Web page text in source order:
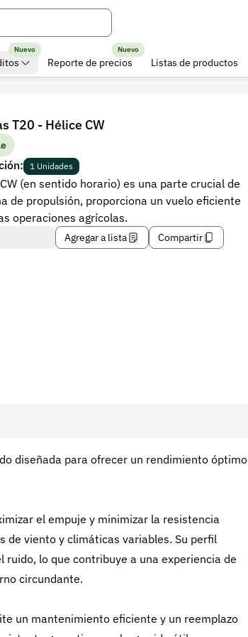
Nuevo
Reporte de precios
Nuevo
Listas de productos
T20 - Hélice CW
1 Unidades
(en sentido horario) es una parte crucial de
de propulsión, proporciona un vuelo eficiente
operaciones agrícolas.
Agregar a lista Compartir
diseñada para ofrecer un rendimiento óptimo
el empuje y minimizar la resistencia
de viento y climáticas variables. Su perfil
lo que contribuye a una experiencia de
circundante.
un mantenimiento eficiente y un reemplazo